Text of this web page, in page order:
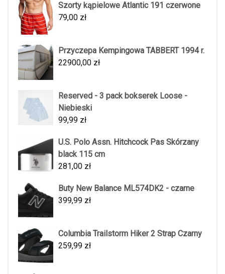
Szorty kąpielowe Atlantic 191 czerwone
79,00 zł
Przyczepa Kempingowa TABBERT 1994 r.
22900,00 zł
Reserved - 3 pack bokserek Loose -
Niebieski
99,99 zł
U.S. Polo Assn. Hitchcock Pas Skórzany
black 115 cm
281,00 zł
Buty New Balance ML574DK2 - czarne
399,99 zł
Columbia Trailstorm Hiker 2 Strap Czarny
259,99 zł